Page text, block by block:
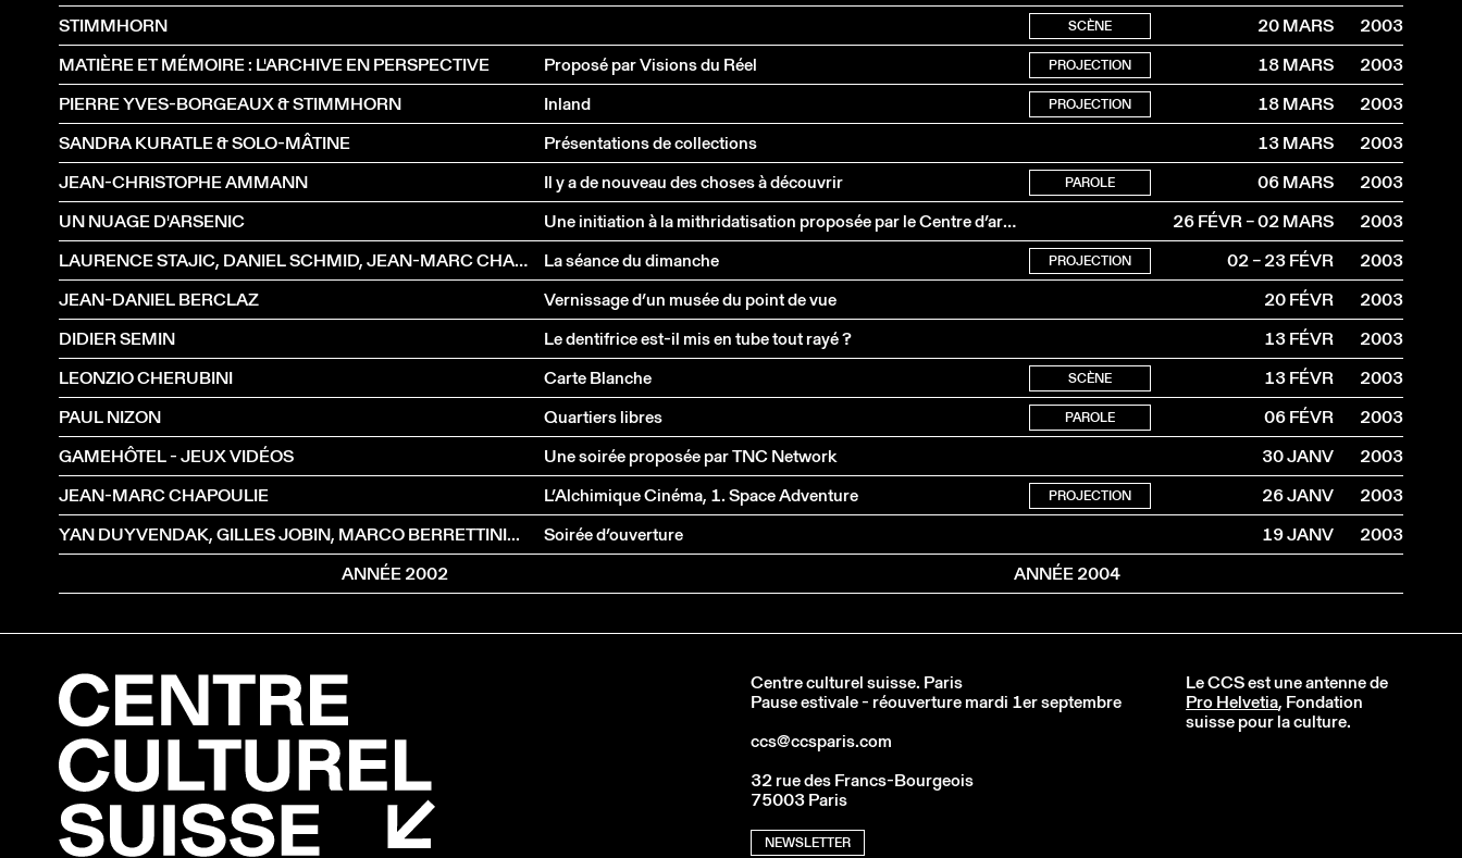
STIMMHORN
SCÈNE 20 MARS
2003
MATIÈRE ET MÉMOIRE : L'ARCHIVE EN PERSPECTIVE
Proposé par Visions du Réel PROJECTION 18 MARS
2003
PIERRE YVES-BORGEAUX & STIMMHORN
Inland PROJECTION 18 MARS
2003
SANDRA KURATLE & SOLO-MÂTINE
Présentations de collections 13 MARS
2003
JEAN-CHRISTOPHE AMMANN
Il y a de nouveau des choses à découvrir PAROLE 06 MARS
2003
UN NUAGE D'ARSENIC
Une initiation à la mithridatisation proposée par le Centre d’art(s) scénique(s) contemporain de Lausanne 26 FÉVR – 02 MARS
2003
LAURENCE STAJIC, DANIEL SCHMID, JEAN-MARC CHAPOULIE, JEANNE BERTHOUD
La séance du dimanche PROJECTION 02 – 23 FÉVR
2003
JEAN-DANIEL BERCLAZ
Vernissage d’un musée du point de vue 20 FÉVR
2003
DIDIER SEMIN
Le dentifrice est-il mis en tube tout rayé ? 13 FÉVR
2003
LEONZIO CHERUBINI
Carte Blanche SCÈNE 13 FÉVR
2003
PAUL NIZON
Quartiers libres PAROLE 06 FÉVR
2003
GAMEHÔTEL - JEUX VIDÉOS
Une soirée proposée par TNC Network 30 JANV
2003
JEAN-MARC CHAPOULIE
L’Alchimique Cinéma, 1. Space Adventure PROJECTION 26 JANV
2003
YAN DUYVENDAK, GILLES JOBIN, MARCO BERRETTINI...
Soirée d’ouverture 19 JANV
2003
ANNÉE 2002
ANNÉE 2004
Centre culturel suisse. Paris
Pause estivale - réouverture mardi 1er septembre
ccs@ccsparis.com
32 rue des Francs-Bourgeois
75003 Paris
NEWSLETTER
Le CCS est une antenne de
Pro Helvetia, Fondation
suisse pour la culture.